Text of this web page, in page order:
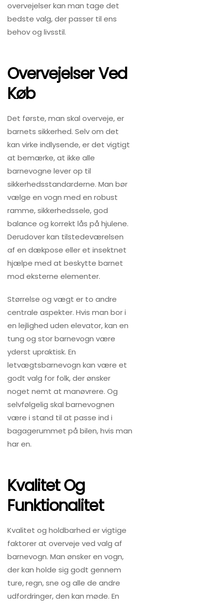
overvejelser kan man tage det
bedste valg, der passer til ens
behov og livsstil.
Overvejelser Ved
Køb
Det første, man skal overveje, er
barnets sikkerhed. Selv om det
kan virke indlysende, er det vigtigt
at bemærke, at ikke alle
barnevogne lever op til
sikkerhedsstandarderne. Man bør
vælge en vogn med en robust
ramme, sikkerhedssele, god
balance og korrekt lås på hjulene.
Derudover kan tilstedeværelsen
af en dækpose eller et insektnet
hjælpe med at beskytte barnet
mod eksterne elementer.
Størrelse og vægt er to andre
centrale aspekter. Hvis man bor i
en lejlighed uden elevator, kan en
tung og stor barnevogn være
yderst upraktisk. En
letvægtsbarnevogn kan være et
godt valg for folk, der ønsker
noget nemt at manøvrere. Og
selvfølgelig skal barnevognen
være i stand til at passe ind i
bagagerummet på bilen, hvis man
har en.
Kvalitet Og
Funktionalitet
Kvalitet og holdbarhed er vigtige
faktorer at overveje ved valg af
barnevogn. Man ønsker en vogn,
der kan holde sig godt gennem
ture, regn, sne og alle de andre
udfordringer, den kan møde. En